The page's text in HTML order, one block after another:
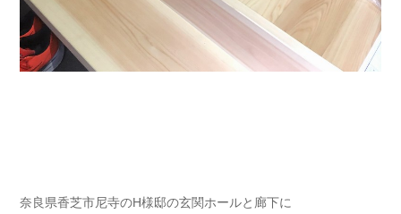
奈良県香芝市尼寺のH様邸の玄関ホールと廊下に